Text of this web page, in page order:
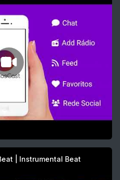
| Instrumental Beat